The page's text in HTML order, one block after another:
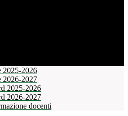
2025-2026
2026-2027
2025-2026
2026-2027
docenti